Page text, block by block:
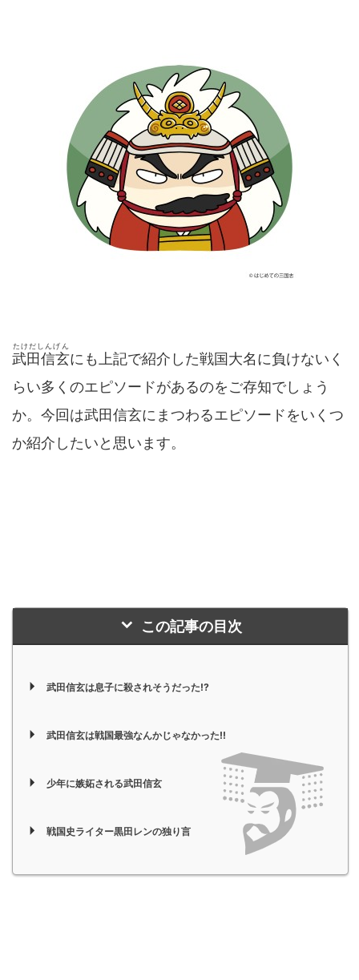
武田信玄
たけだしんげん
にも上記で紹介した戦国大名に負けないく
らい多くのエピソードがあるのをご存知でしょう
か。今回は武田信玄にまつわるエピソードをいくつ
か紹介したいと思います。
この記事の目次
武田信玄は息子に殺されそうだった!?
武田信玄は戦国最強なんかじゃなかった!!
少年に嫉妬される武田信玄
戦国史ライター黒田レンの独り言